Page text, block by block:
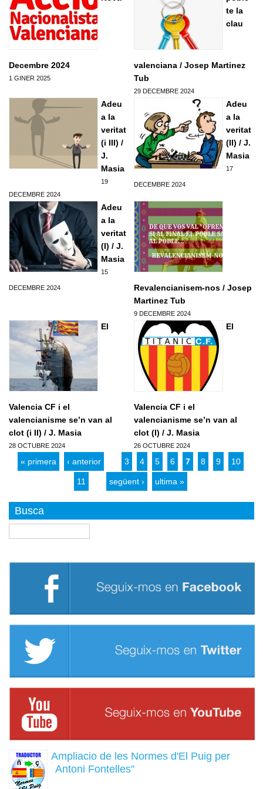
Infraestructures
Politica
Societat
ACNV
Economia
Formacio complementaria
Normes d'El Puig
Usuari*
Crear nou conte
Solicitar una nova contrasenya
Contactar
Decembre 2024
1 GINER 2025
te la
clau
valenciana / Josep Martinez
Tub
29 DECEMBRE 2024
Adeu
a la
veritat
(i III) /
J.
Masia
19
DECEMBRE 2024
Adeu
a la
veritat
(II) / J.
Masia
17
DECEMBRE 2024
Adeu
a la
veritat
(I) / J.
Masia
15
DECEMBRE 2024
Revalencianisem-nos / Josep
Martinez Tub
9 DECEMBRE 2024
El
Valencia CF i el
valencianisme se’n van al
clot (i II) / J. Masia
28 OCTUBRE 2024
El
Valencia CF i el
valencianisme se’n van al
clot (I) / J. Masia
26 OCTUBRE 2024
Pagines
« primera ‹ anterior 3 4 5 6 7 8 9 10
11 següent › ultima »
Busca
Ampliacio de les Normes d'El Puig per
Antoni Fontelles"